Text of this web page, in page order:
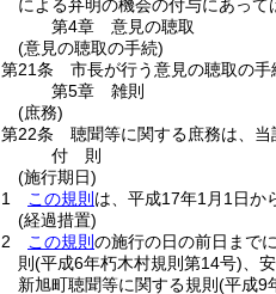
による弁明の機会の付与にあっ
第4章
意見の聴取
(意見の聴取の手続)
第21条
市長が行う意見の聴取の手
第5章
雑則
(庶務)
第22条
聴聞等に関する庶務は、
付 則
(施行期日)
1
この規則 は、平成17年1月1日か
(経過措置)
2
この規則 の施行の日の前日まで
則 (平成6年朽木村規則第14号) 、
新旭町聴聞等に関する規則 (平成9